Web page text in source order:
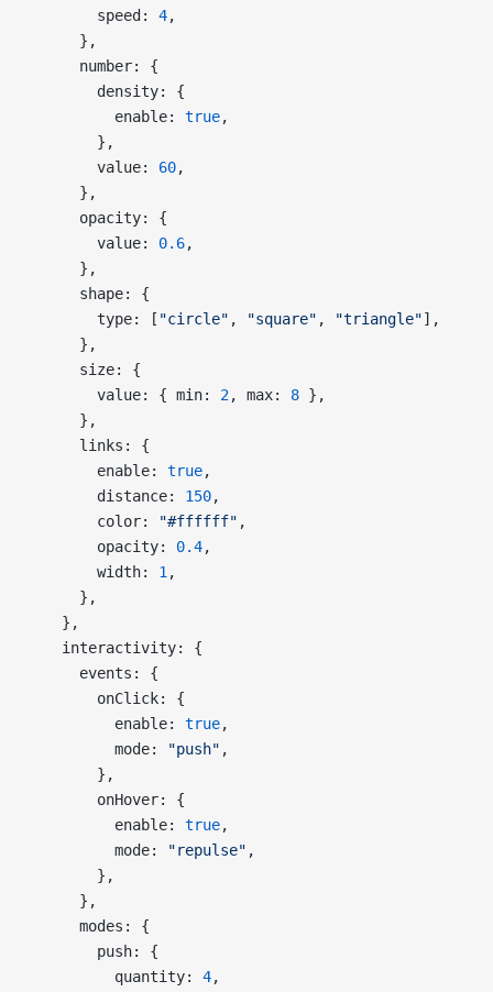
        speed:
4,
      },
      number: {
        density: {
          enable:
true,
        },
        value:
60,
      },
      opacity: {
        value:
0.6,
      },
      shape: {
        type: [
"circle" , "square" , "triangle"],
      },
      size: {
        value: { min:
2, max: 8 },
      },
      links: {
        enable:
true,
        distance:
150,
        color:
"#ffffff" ,
        opacity:
0.4,
        width:
1 ,
      },
    },
    interactivity: {
      events: {
        onClick: {
          enable:
true,
          mode:
"push" ,
        },
        onHover: {
          enable:
true,
          mode:
"repulse" ,
        },
      },
      modes: {
        push: {
          quantity:
4,